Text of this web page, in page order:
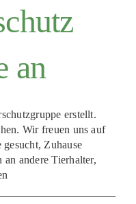
an
erstellt.
Wir freuen uns auf
Zuhause
andere Tierhalter,